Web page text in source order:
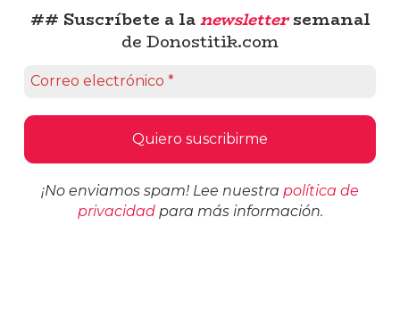
## Suscríbete a lanewslettersemanal
de Donostitik.com
¡No enviamos spam! Lee nuestra política de
privacidadpara más información.